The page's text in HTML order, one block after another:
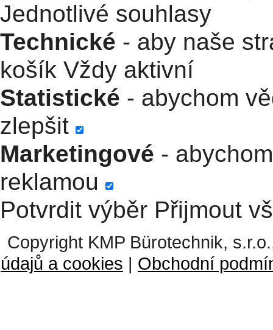
Jednotlivé souhlasy
Technické - aby naše
košík Vždy aktivní
Statistické - abychom
zlepšit
Marketingové -
reklamou
Potvrdit výběr Přijmout
Copyright KMP Bürotechnik,
údajů a cookies | Obchodní